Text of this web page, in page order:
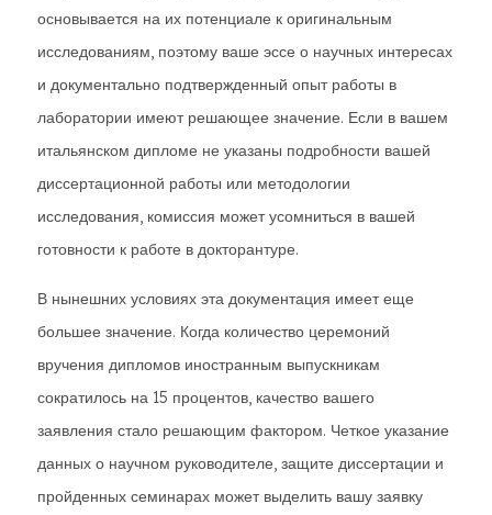
основывается на их потенциале к оригинальным
исследованиям, поэтому ваше эссе о научных интересах
и документально подтвержденный опыт работы в
лаборатории имеют решающее значение. Если в вашем
итальянском дипломе не указаны подробности вашей
диссертационной работы или методологии
исследования, комиссия может усомниться в вашей
готовности к работе в докторантуре.
В нынешних условиях эта документация имеет еще
большее значение. Когда количество церемоний
вручения дипломов иностранным выпускникам
сократилось на 15 процентов, качество вашего
заявления стало решающим фактором. Четкое указание
данных о научном руководителе, защите диссертации и
пройденных семинарах может выделить вашу заявку